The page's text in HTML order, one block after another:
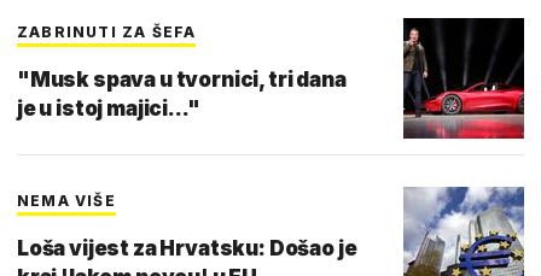
ZABRINUTI ZA ŠEFA
"Musk spava u tvornici, tri dana
je u istoj majici..."
NEMA VIŠE
Loša vijest za Hrvatsku: Došao je